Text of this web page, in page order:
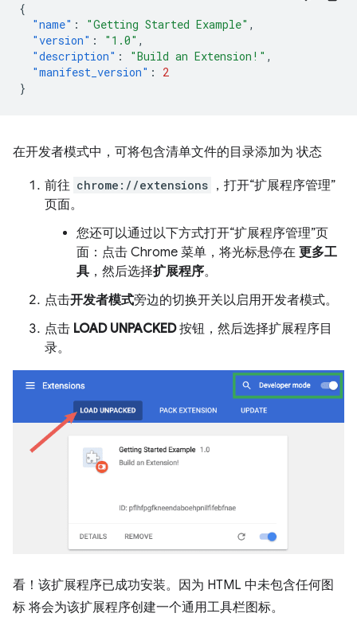
{
"name" : "Getting Started Example" ,
"version" : "1.0" ,
"description" : "Build an Extension!" ,
"manifest_version" :
2
}
在开发者模式中，可将包含清单文件的目录添加为 状态
前往 chrome://extensions ，打开“扩展程序管理”
页面。
您还可以通过以下方式打开“扩展程序管理”页
面：点击 Chrome 菜单，将光标悬停在 更多工
具 ，然后选择扩展程序。
点击开发者模式旁边的切换开关以启用开发者模式。
点击 LOAD UNPACKED按钮，然后选择扩展程序目
录。
看！该扩展程序已成功安装。因为 HTML 中未包含任何图
标 将会为该扩展程序创建一个通用工具栏图标。